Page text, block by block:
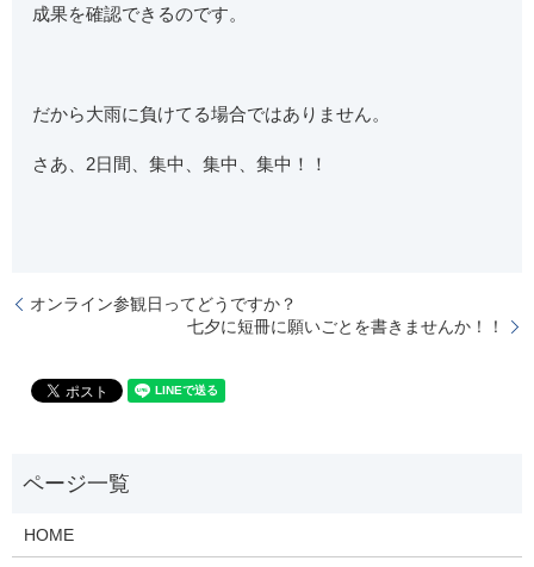
成果を確認できるのです。
だから大雨に負けてる場合ではありません。
さあ、2日間、集中、集中、集中！！
オンライン参観日ってどうですか？
七夕に短冊に願いごとを書きませんか！！
HOME